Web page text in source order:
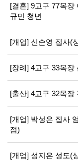
[결혼] 9교구 77목장
규민 청년
[개업] 신순영 집사(
[장례] 4교구 33목장
[출산] 4교구 32목
[개업] 박성은 집사
점)
[개업] 성지은 성도(